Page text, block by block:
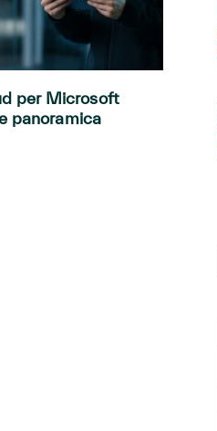
per Microsoft
panoramica